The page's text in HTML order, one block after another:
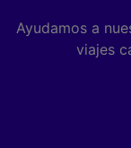
Ayudamos a
viajes